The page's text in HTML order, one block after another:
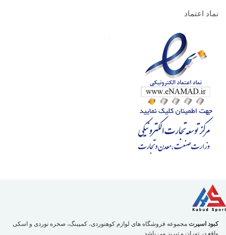
نماد اعتماد
کبود اسپرت مجموعه فروشگاه های لوازم کوهنوردی، کمپینگ، صخره نوردی و اسکی
واقع در تهران و تبریز می باشد.